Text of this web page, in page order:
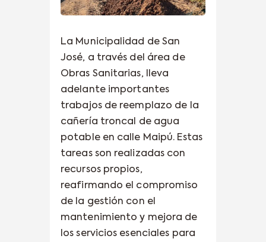
La Municipalidad de San
José, a través del área de
Obras Sanitarias, lleva
adelante importantes
trabajos de reemplazo de la
cañería troncal de agua
potable en calle Maipú. Estas
tareas son realizadas con
recursos propios,
reafirmando el compromiso
de la gestión con el
mantenimiento y mejora de
los servicios esenciales para